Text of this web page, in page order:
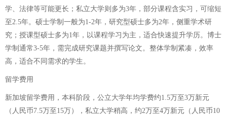
学、法律等可能更长；私立大学则多为3年，部分课程含实习，可缩短
至2.5年。硕士学制一般为1-2年，研究型硕士多为2年，侧重学术研
究；授课型硕士多为1年，以课程学习为主，适合快速提升学历。博士
学制通常3-5年，需完成研究课题并撰写论文。整体学制紧凑，效率
高，适合不同需求的学生。
留学费用
新加坡留学费用，本科阶段，公立大学年均学费约1.5万至3万新元
（人民币7.5万至15万），私立大学稍高，约2万至4万新元（人民币10